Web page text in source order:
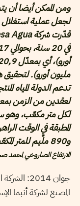
ومن الممكن أيضا أن
لجعل عملية استغلال
مليون أورو). لتحقيق
تدعم الدولة المياه
لكل متر مكعّب، وهو
و890 ملّيم للمتر المكعّب الواحد!
الارتفاع الصاروخي لمحمد صخر
جوان 2014:
المصنع لشركة أنبما